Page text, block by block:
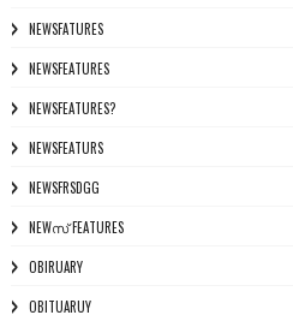
NEWSFATURES
NEWSFEATURES
NEWSFEATURES?
NEWSFEATURS
NEWSFRSDGG
NEWസ് FEATURES
OBIRUARY
OBITUARUY